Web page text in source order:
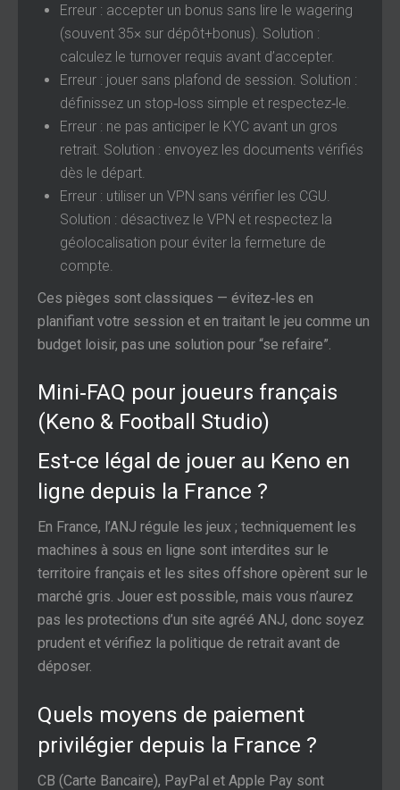
Erreur : accepter un bonus sans lire le wagering
(souvent 35× sur dépôt+bonus). Solution :
calculez le turnover requis avant d’accepter.
Erreur : jouer sans plafond de session. Solution :
définissez un stop‑loss simple et respectez‑le.
Erreur : ne pas anticiper le KYC avant un gros
retrait. Solution : envoyez les documents vérifiés
dès le départ.
Erreur : utiliser un VPN sans vérifier les CGU.
Solution : désactivez le VPN et respectez la
géolocalisation pour éviter la fermeture de
compte.
Ces pièges sont classiques — évitez‑les en
planifiant votre session et en traitant le jeu comme un
budget loisir, pas une solution pour “se refaire”.
Mini‑FAQ pour joueurs français
(Keno & Football Studio)
Est‑ce légal de jouer au Keno en
ligne depuis la France ?
En France, l’ANJ régule les jeux ; techniquement les
machines à sous en ligne sont interdites sur le
territoire français et les sites offshore opèrent sur le
marché gris. Jouer est possible, mais vous n’aurez
pas les protections d’un site agréé ANJ, donc soyez
prudent et vérifiez la politique de retrait avant de
déposer.
Quels moyens de paiement
privilégier depuis la France ?
CB (Carte Bancaire), PayPal et Apple Pay sont